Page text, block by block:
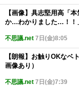
【画像】具志堅用高「
か…わかりました…！！
不思議.net 7日(金)8:05
【朗報】お触りOKな
画像あり）
不思議.net 7日(金)7:39